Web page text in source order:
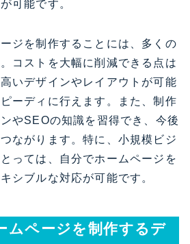
可能です。
ジを制作することには、多くの
コストを大幅に削減できる点は
いデザインやレイアウトが可能
ーディに行えます。また、制作
やSEOの知識を習得でき、今後
ながります。特に、小規模ビジ
っては、自分でホームページを
シブルな対応が可能です。
ムページを制作するデ